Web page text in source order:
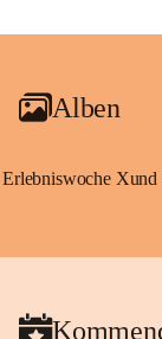
Alben
Erlebniswoche Xund